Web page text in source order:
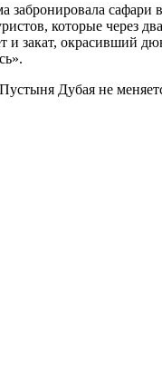
забронировала
которые через
и закат, окрасивший
Дубая не